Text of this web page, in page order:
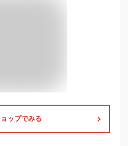
ップでみる